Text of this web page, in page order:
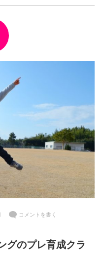
コメントを書く
グのプレ育成クラ